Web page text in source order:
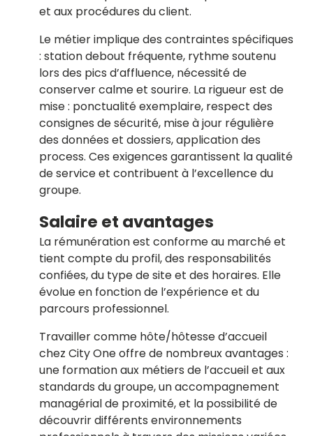
et aux procédures du client.
Le métier implique des contraintes spécifiques
: station debout fréquente, rythme soutenu
lors des pics d’affluence, nécessité de
conserver calme et sourire. La rigueur est de
mise : ponctualité exemplaire, respect des
consignes de sécurité, mise à jour régulière
des données et dossiers, application des
process. Ces exigences garantissent la qualité
de service et contribuent à l’excellence du
groupe.
Salaire et avantages
La rémunération est conforme au marché et
tient compte du profil, des responsabilités
confiées, du type de site et des horaires. Elle
évolue en fonction de l’expérience et du
parcours professionnel.
Travailler comme hôte/hôtesse d’accueil
chez City One offre de nombreux avantages :
une formation aux métiers de l’accueil et aux
standards du groupe, un accompagnement
managérial de proximité, et la possibilité de
découvrir différents environnements